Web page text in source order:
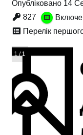
Опубліковано 14
827
Перелік
1 / 1